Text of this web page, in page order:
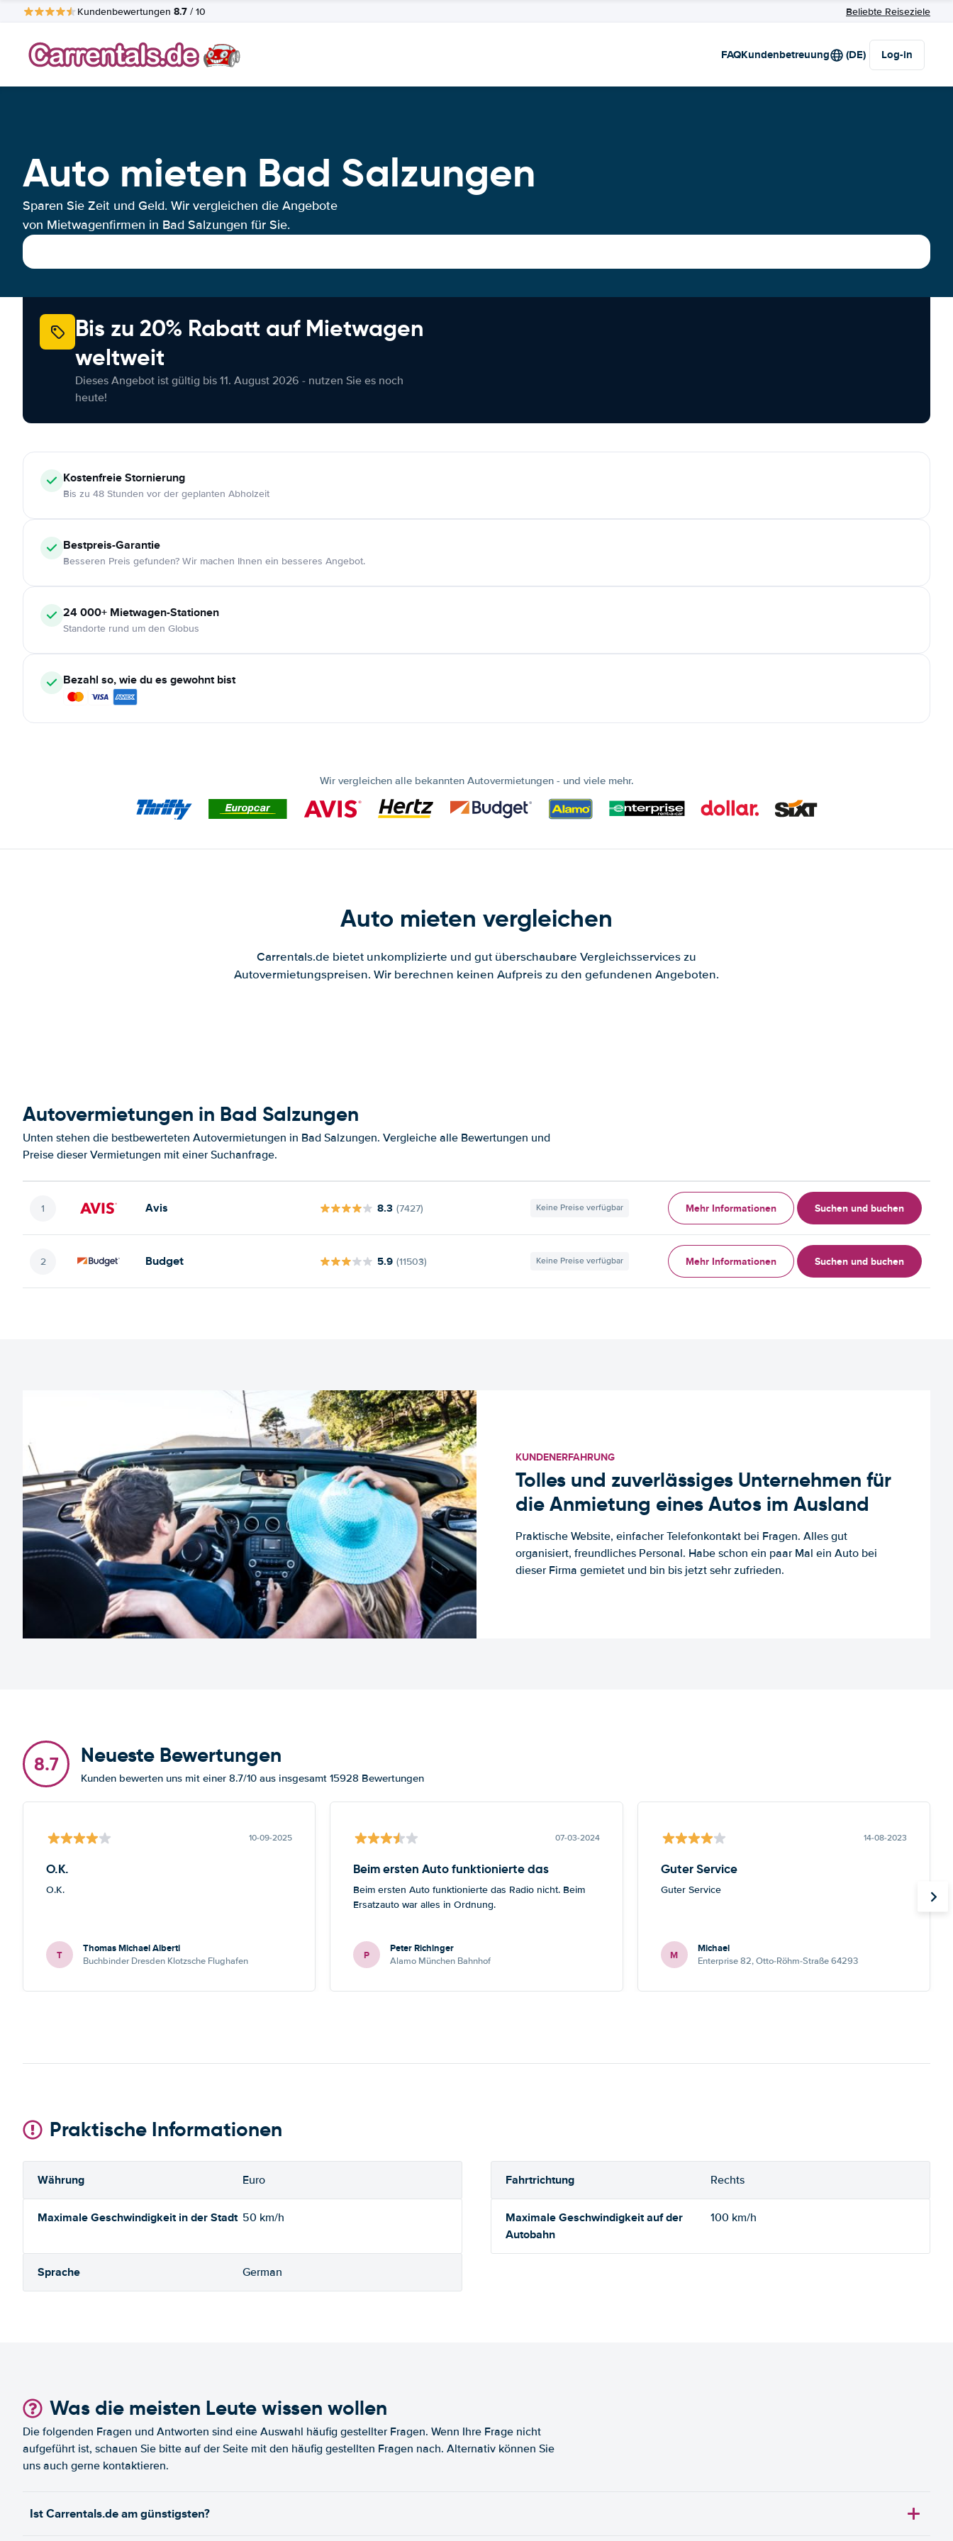
Kundenbewertungen 8.7 / 10 Beliebte Reiseziele
FAQKundenbetreuung (DE) Log-in
Auto mieten Bad Salzungen
Sparen Sie Zeit und Geld. Wir vergleichen die Angebote
von Mietwagenfirmen in Bad Salzungen für Sie.
Bis zu 20% Rabatt auf Mietwagen
weltweit
Dieses Angebot ist gültig bis 11. August 2026 - nutzen Sie es noch
heute!
KostenfreieStornierung
Bis zu 48 Stunden vor der geplanten Abholzeit
Bestpreis-Garantie
Besseren Preis gefunden? Wir machen Ihnen ein besseres Angebot.
24 000+ Mietwagen-Stationen
Standorte rund um den Globus
Bezahl so, wie du es gewohnt bist
Wir vergleichen alle bekannten Autovermietungen - und viele mehr.
Auto mieten vergleichen
Carrentals.de bietet unkomplizierte und gut überschaubare Vergleichsservices zu
Autovermietungspreisen. Wir berechnen keinen Aufpreis zu den gefundenen Angeboten.
Autovermietungen in Bad Salzungen
Unten stehen die bestbewerteten Autovermietungen in Bad Salzungen. Vergleiche alle Bewertungen und
Preise dieser Vermietungen mit einer Suchanfrage.
Avis 8.3 (7427) Keine Preise verfügbar Mehr Informationen Suchen und buchen
Budget 5.9 (11503) Keine Preise verfügbar Mehr Informationen Suchen und buchen
KUNDENERFAHRUNG
Tolles und zuverlässiges Unternehmen für
die Anmietung eines Autos im Ausland
Praktische Website, einfacher Telefonkontakt bei Fragen. Alles gut
organisiert, freundliches Personal. Habe schon ein paar Mal ein Auto bei
dieser Firma gemietet und bin bis jetzt sehr zufrieden.
8.7 Neueste Bewertungen
Kunden bewerten uns mit einer 8.7/10 aus insgesamt 15928 Bewertungen
10-09-2025
O.K.
O.K.
T Thomas Michael Alberti
Buchbinder Dresden Klotzsche Flughafen
07-03-2024
Beim ersten Auto funktionierte das
Beim ersten Auto funktionierte das Radio nicht. Beim
Ersatzauto war alles in Ordnung.
P Peter Richinger
Alamo München Bahnhof
14-08-2023
Guter Service
Guter Service
M Michael
Enterprise 82, Otto-Röhm-Straße 64293
Praktische Informationen
Währung Euro Fahrtrichtung Rechts
Maximale Geschwindigkeit in der Stadt 50 km/h
Maximale Geschwindigkeit auf der
Autobahn
100 km/h
Sprache German
Was die meisten Leute wissen wollen
Die folgenden Fragen und Antworten sind eine Auswahl häufig gestellter Fragen. Wenn Ihre Frage nicht
aufgeführt ist, schauen Sie bitte auf der Seite mit den häufig gestellten Fragen nach. Alternativ können Sie
uns auch gerne kontaktieren.
Ist Carrentals.de am günstigsten?